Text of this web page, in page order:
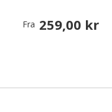
Fra 259,00 kr